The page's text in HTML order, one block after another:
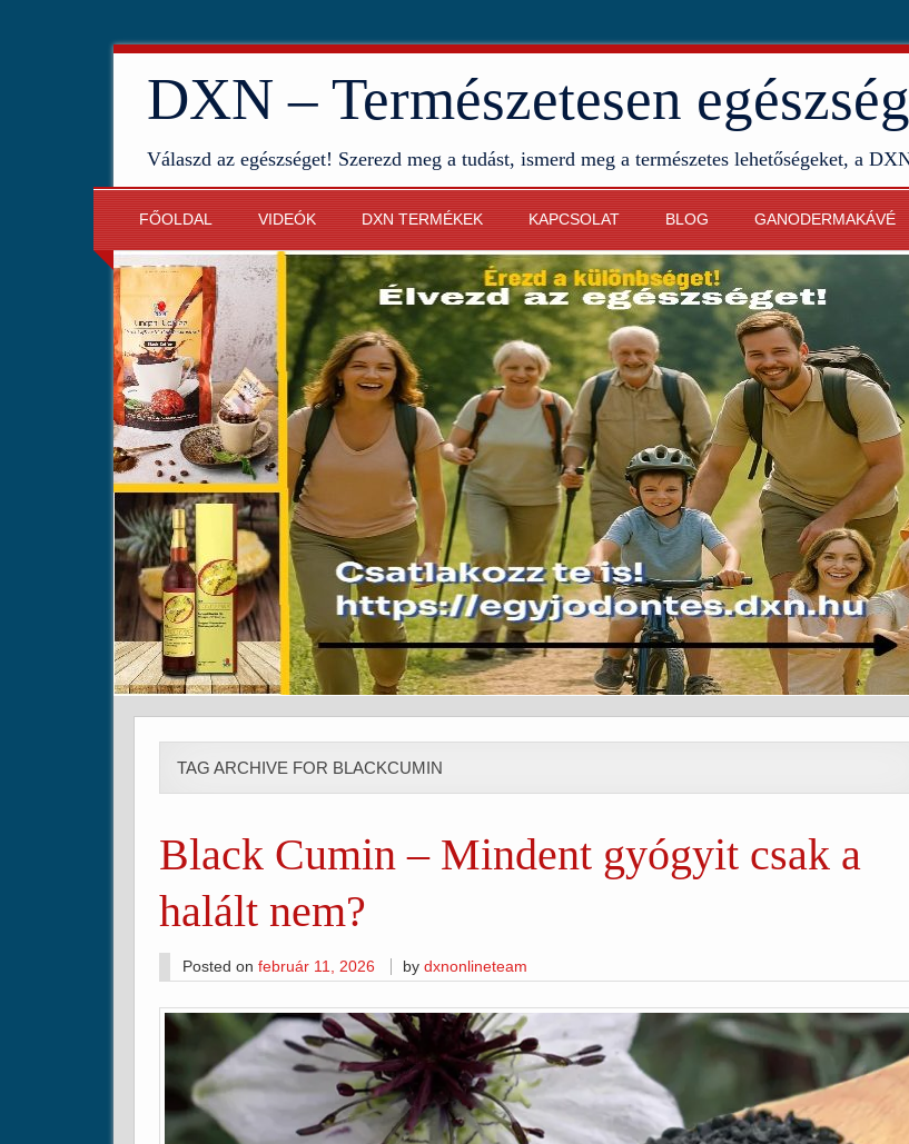
DXN – Természetesen
Válaszd az egészséget! Szerezd meg a tudást, ismerd meg a természetes lehetőségeket, a
FŐOLDAL VIDEÓK DXN TERMÉKEK KAPCSOLAT BLOG GANODERMAKÁVÉ
TAG ARCHIVE FOR BLACKCUMIN
Black Cumin – Mindent gyógyit csak a
halált nem?
Posted on február 11, 2026 bydxnonlineteam